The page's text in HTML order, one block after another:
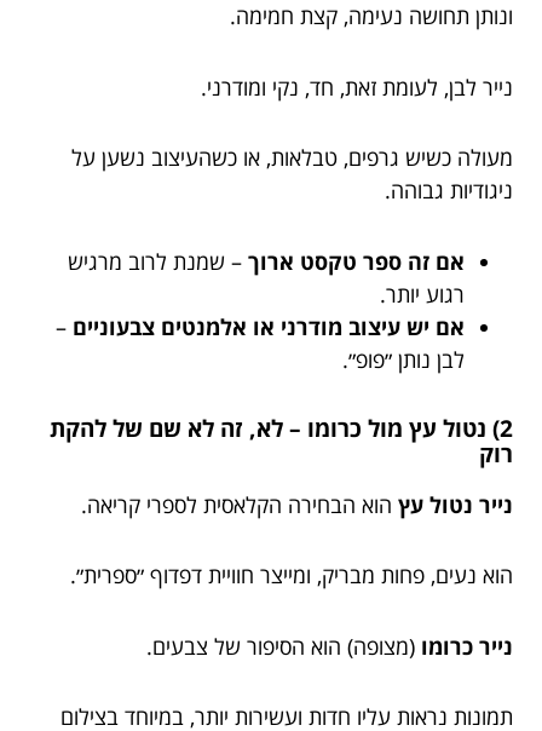
ונותן תחושה נעימה, קצת חמימה.
נייר לבן, לעומת זאת, חד, נקי ומודרני.
מעולה כשיש גרפים, טבלאות, או כשהעיצוב נשען על
ניגודיות גבוהה.
אם זה ספר טקסט ארוך – שמנת לרוב מרגיש
רגוע יותר.
אם יש עיצוב מודרני או אלמנטים צבעוניים –
לבן נותן ״פופ״.
2) נטול עץ מול כרומו – לא, זה לא שם של להקת
רוק
נייר נטול עץ הוא הבחירה הקלאסית לספרי קריאה.
הוא נעים, פחות מבריק, ומייצר חוויית דפדוף ״ספרית״.
נייר כרומו (מצופה) הוא הסיפור של צבעים.
תמונות נראות עליו חדות ועשירות יותר, במיוחד בצילום